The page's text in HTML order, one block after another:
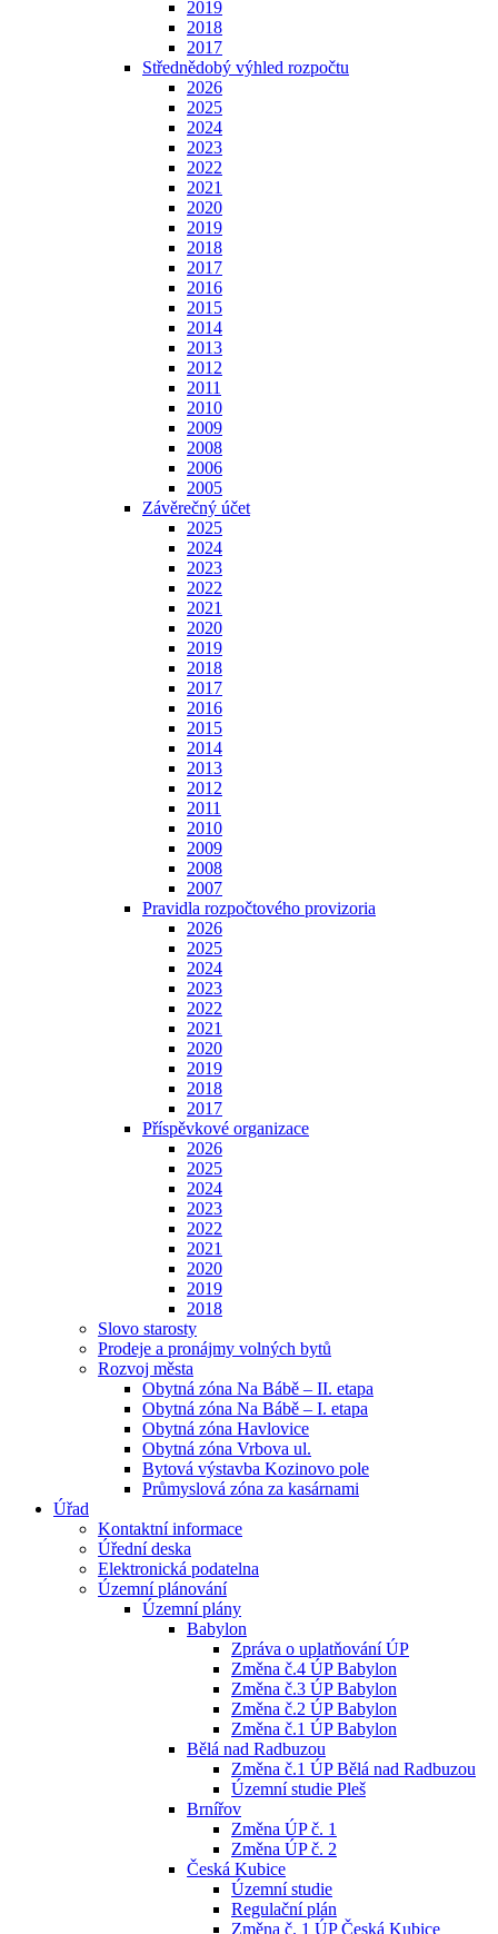
2019
2018
2017
Střednědobý výhled rozpočtu
2026
2025
2024
2023
2022
2021
2020
2019
2018
2017
2016
2015
2014
2013
2012
2011
2010
2009
2008
2006
2005
Závěrečný účet
2025
2024
2023
2022
2021
2020
2019
2018
2017
2016
2015
2014
2013
2012
2011
2010
2009
2008
2007
Pravidla rozpočtového provizoria
2026
2025
2024
2023
2022
2021
2020
2019
2018
2017
Příspěvkové organizace
2026
2025
2024
2023
2022
2021
2020
2019
2018
Slovo starosty
Prodeje a pronájmy volných bytů
Rozvoj města
Obytná zóna Na Bábě – II. etapa
Obytná zóna Na Bábě – I. etapa
Obytná zóna Havlovice
Obytná zóna Vrbova ul.
Bytová výstavba Kozinovo pole
Průmyslová zóna za kasárnami
Úřad
Kontaktní informace
Úřední deska
Elektronická podatelna
Územní plánování
Územní plány
Babylon
Zpráva o uplatňování ÚP
Změna č.4 ÚP Babylon
Změna č.3 ÚP Babylon
Změna č.2 ÚP Babylon
Změna č.1 ÚP Babylon
Bělá nad Radbuzou
Změna č.1 ÚP Bělá nad Radbuzou
Územní studie Pleš
Brnířov
Změna ÚP č. 1
Změna ÚP č. 2
Česká Kubice
Územní studie
Regulační plán
Změna č. 1 ÚP Česká Kubice